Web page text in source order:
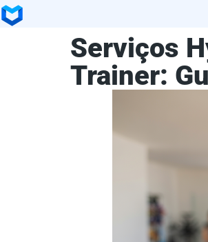
Serviços
Trainer: